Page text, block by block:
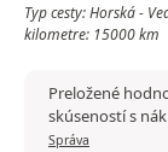
Typ cesty: Horská -
kilometre: 15000 km
Preložené
skúseností s
Správa